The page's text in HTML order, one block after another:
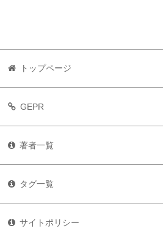
トップページ
GEPR
著者一覧
タグ一覧
サイトポリシー